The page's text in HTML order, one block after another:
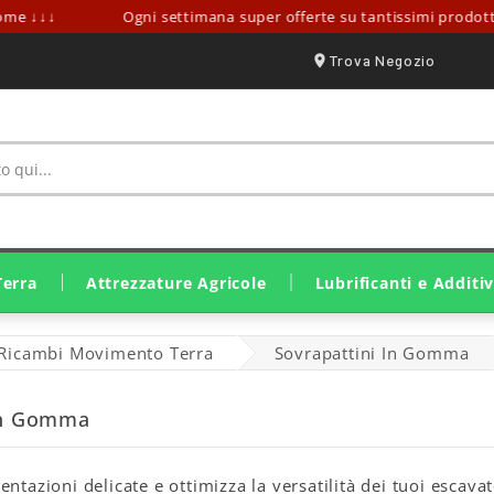
↓↓↓ Ogni settimana super offerte su tantissimi
Trova Negozio
Attrezzature Agricole Lubrificanti e
Movimento Terra Sovrapattini In Gomma
Gomma
delicate e ottimizza la versatilità dei tuoi